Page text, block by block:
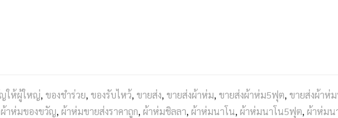
ให้ผู้ใหญ่, ของชำร่วย, ของรับไหว้, ขายส่ง, ขายส่งผ้าห่ม, ขายส่งผ้าห่ม5ฟุต, ขายส่งผ้าห่
ผ้าห่มของขวัญ, ผ้าห่มขายส่งราคาถูก, ผ้าห่มชิลลา, ผ้าห่มนาโน, ผ้าห่มนาโน5ฟุต, ผ้าห่มน